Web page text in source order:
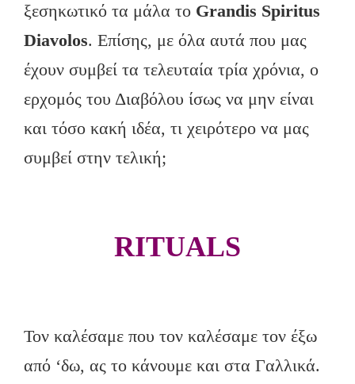
ξεσηκωτικό τα μάλα το Grandis Spiritus
Diavolos. Επίσης, με όλα αυτά που μας
έχουν συμβεί τα τελευταία τρία χρόνια, ο
ερχομός του Διαβόλου ίσως να μην είναι
και τόσο κακή ιδέα, τι χειρότερο να μας
συμβεί στην τελική;
RITUALS
Τον καλέσαμε που τον καλέσαμε τον έξω
από ‘δω, ας το κάνουμε και στα Γαλλικά.